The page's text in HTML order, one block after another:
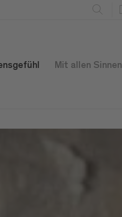
Mit allen Sinnen